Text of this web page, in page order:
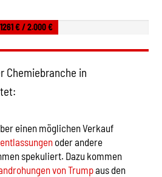
1261 € / 2.000 €
Chemiebranche in
einen möglichen Verkauf
oder andere
spekuliert. Dazu kommen
von Trumpaus den